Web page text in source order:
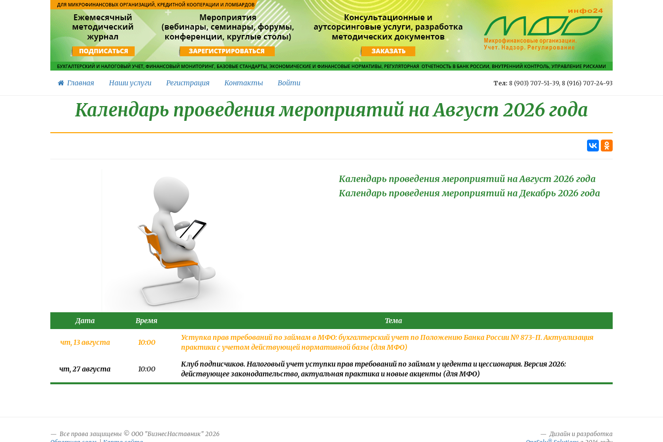
Главная Наши услуги Регистрация Контакты Войти Тел: 8 (903) 707-51-39, 8 (916) 707-24-93
Календарь проведения мероприятий на Август 2026 года
Календарь проведения мероприятий на Август 2026 года
Календарь проведения мероприятий на Декабрь 2026 года
Дата Время Тема
чт, 13 августа 10:00
Уступка прав требований по займам в МФО: бухгалтерский учет по Положению Банка России № 873-П. Актуализация
практики с учетом действующей нормативной базы (для МФО)
чт, 27 августа 10:00
Клуб подписчиков. Налоговый учет уступки прав требований по займам у цедента и цессионария. Версия 2026:
действующее законодательство, актуальная практика и новые акценты (для МФО)
Все права защищены © ООО "БизнесНаставник" 2026
Дизайн и разработка
®